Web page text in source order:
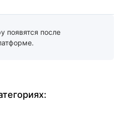
появятся после